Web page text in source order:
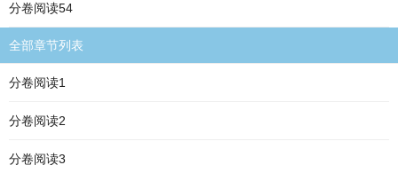
分卷阅读54
全部章节列表
分卷阅读1
分卷阅读2
分卷阅读3